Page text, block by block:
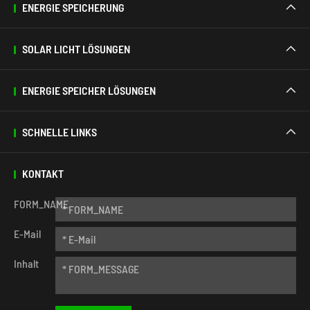
ENERGIE SPEICHERUNG 
SOLAR LICHT LÖSUNGEN 
ENERGIE SPEICHER LÖSUNGEN 
SCHNELLE LINKS 
KONTAKT
FORM_NAME
E-Mail
Inhalt